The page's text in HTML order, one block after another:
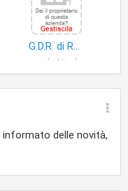
G.D.R. di Rossini Giuseppe & C. S.a.s
informato delle novità,